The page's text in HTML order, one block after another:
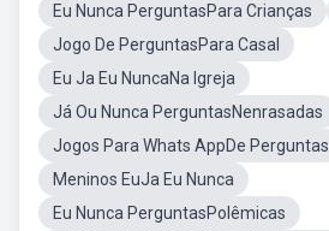
Eu Nunca PerguntasPara Crianças
Jogo De PerguntasPara Casal
Eu Ja Eu NuncaNa Igreja
Já Ou Nunca PerguntasNenrasadas
Jogos Para Whats AppDe Perguntas
Meninos EuJa Eu Nunca
Eu Nunca PerguntasPolêmicas